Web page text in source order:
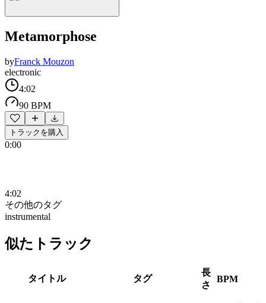
Metamorphose
byFranck Mouzon
electronic
4:02
90 BPM
トラックを購入
0:00
4:02
その他のタグ
instrumental
似たトラック
タイトル タグ
長
さ
BPM